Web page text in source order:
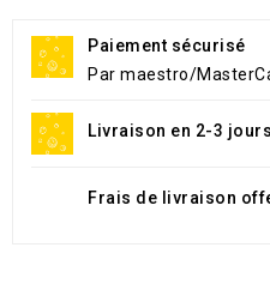
Paiement sécurisé
Par maestro/
Livraison en 2-3
Frais de livraison